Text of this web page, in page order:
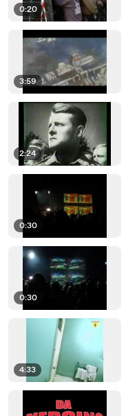
0:20
3:59
2:24
0:30
0:30
4:33